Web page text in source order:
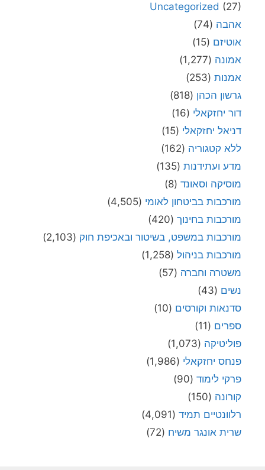
Uncategorized (27)
אהבה (74)
אוטיזם (15)
אמונה (1,277)
אמנות (253)
גרשון הכהן (818)
דור יחזקאלי (16)
דניאל יחזקאלי (15)
ללא קטגוריה (162)
מדע ועתידנות (135)
מוסיקה וסאונד (8)
מורכבות בביטחון לאומי (4,505)
מורכבות בחינוך (420)
מורכבות במשפט, בשיטור ובאכיפת חוק (2,103)
מורכבות בניהול (1,258)
משטרה וחברה (57)
נשים (43)
סדנאות וקורסים (10)
ספרים (11)
פוליטיקה (1,073)
פנחס יחזקאלי (1,986)
פרקי לימוד (90)
קורונה (150)
רלוונטיים תמיד (4,091)
שרית אונגר משיח (72)